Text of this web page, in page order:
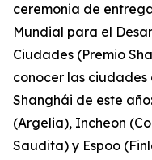
ceremonia de
Mundial para el
Ciudades (Premio
conocer las
Shanghái de este
(Argelia), Incheon
Saudita) y Espoo